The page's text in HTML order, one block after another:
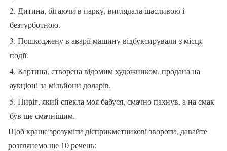
2. Дитина, бігаючи в парку, виглядала щасливою і
безтурботною.
3. Пошкоджену в аварії машину відбуксирували з місця
події.
4. Картина, створена відомим художником, продана на
аукціоні за мільйони доларів.
5. Пиріг, який спекла моя бабуся, смачно пахнув, а на смак
був ще смачнішим.
Щоб краще зрозуміти дієприкметникові звороти, давайте
розглянемо ще 10 речень: